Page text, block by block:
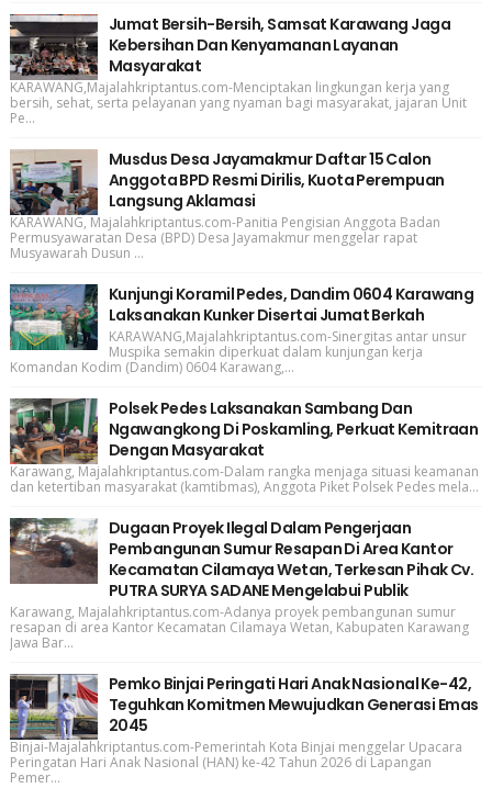
Jumat Bersih-Bersih, Samsat Karawang Jaga
Kebersihan Dan Kenyamanan Layanan
Masyarakat
KARAWANG,Majalahkriptantus.com-Menciptakan lingkungan kerja yang
bersih, sehat, serta pelayanan yang nyaman bagi masyarakat, jajaran Unit
Pe...
Musdus Desa Jayamakmur Daftar 15 Calon
Anggota BPD Resmi Dirilis, Kuota Perempuan
Langsung Aklamasi
KARAWANG, Majalahkriptantus.com-Panitia Pengisian Anggota Badan
Permusyawaratan Desa (BPD) Desa Jayamakmur menggelar rapat
Musyawarah Dusun ...
Kunjungi Koramil Pedes, Dandim 0604 Karawang
Laksanakan Kunker Disertai Jumat Berkah
KARAWANG,Majalahkriptantus.com-Sinergitas antar unsur
Muspika semakin diperkuat dalam kunjungan kerja
Komandan Kodim (Dandim) 0604 Karawang,...
Polsek Pedes Laksanakan Sambang Dan
Ngawangkong Di Poskamling, Perkuat Kemitraan
Dengan Masyarakat
Karawang, Majalahkriptantus.com-Dalam rangka menjaga situasi keamanan
dan ketertiban masyarakat (kamtibmas), Anggota Piket Polsek Pedes mela...
Dugaan Proyek Ilegal Dalam Pengerjaan
Pembangunan Sumur Resapan Di Area Kantor
Kecamatan Cilamaya Wetan, Terkesan Pihak Cv.
PUTRA SURYA SADANE Mengelabui Publik
Karawang, Majalahkriptantus.com-Adanya proyek pembangunan sumur
resapan di area Kantor Kecamatan Cilamaya Wetan, Kabupaten Karawang
Jawa Bar...
Pemko Binjai Peringati Hari Anak Nasional Ke-42,
Teguhkan Komitmen Mewujudkan Generasi Emas
2045
Binjai-Majalahkriptantus.com-Pemerintah Kota Binjai menggelar Upacara
Peringatan Hari Anak Nasional (HAN) ke-42 Tahun 2026 di Lapangan
Pemer...